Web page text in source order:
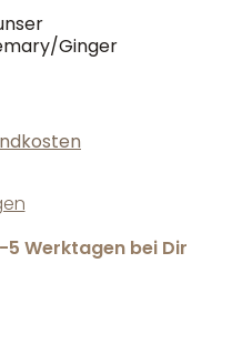
Ginger
Werktagen bei Dir